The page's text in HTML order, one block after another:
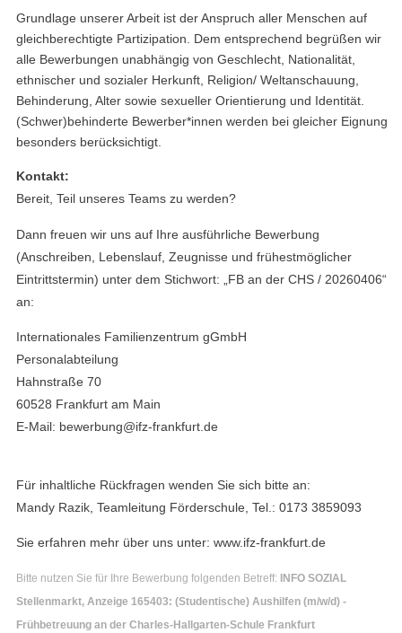
Grundlage unserer Arbeit ist der Anspruch aller Menschen auf
gleichberechtigte Partizipation. Dem entsprechend begrüßen wir
alle Bewerbungen unabhängig von Geschlecht, Nationalität,
ethnischer und sozialer Herkunft, Religion/ Weltanschauung,
Behinderung, Alter sowie sexueller Orientierung und Identität.
(Schwer)behinderte Bewerber*innen werden bei gleicher Eignung
besonders berücksichtigt.
Kontakt:
Bereit, Teil unseres Teams zu werden?
Dann freuen wir uns auf Ihre ausführliche Bewerbung
(Anschreiben, Lebenslauf, Zeugnisse und frühestmöglicher
Eintrittstermin) unter dem Stichwort: „FB an der CHS / 20260406“
an:
Internationales Familienzentrum gGmbH
Personalabteilung
Hahnstraße 70
60528 Frankfurt am Main
E-Mail: bewerbung@ifz-frankfurt.de
Für inhaltliche Rückfragen wenden Sie sich bitte an:
Mandy Razik, Teamleitung Förderschule, Tel.: 0173 3859093
Sie erfahren mehr über uns unter: www.ifz-frankfurt.de
Bitte nutzen Sie für Ihre Bewerbung folgenden Betreff:
INFO SOZIAL
Stellenmarkt, Anzeige 165403: (Studentische) Aushilfen (m/w/d) -
Frühbetreuung an der Charles-Hallgarten-Schule Frankfurt